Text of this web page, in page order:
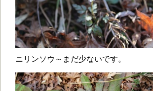
ニリンソウ～まだ少ないです。